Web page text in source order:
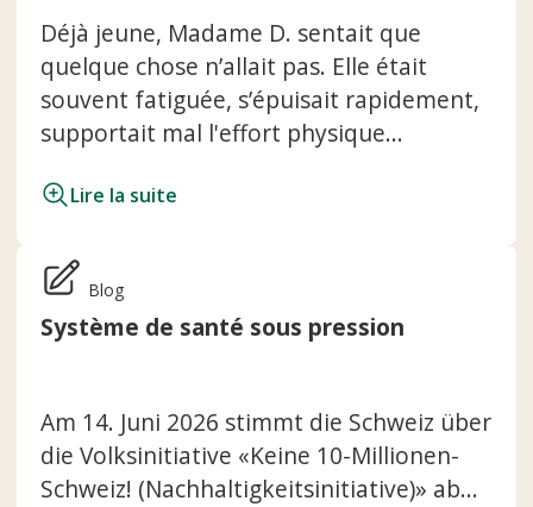
Déjà jeune, Madame D. sentait que
quelque chose n’allait pas. Elle était
souvent fatiguée, s’épuisait rapidement,
supportait mal l'effort physique...
Lire la suite
Blog
Système de santé sous pression
Am 14. Juni 2026 stimmt die Schweiz über
die Volksinitiative «Keine 10-Millionen-
Schweiz! (Nachhaltigkeitsinitiative)» ab...